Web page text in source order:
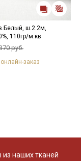
ш.2.2м,
110гр/м.кв
руб.
заказ
из наших тканей